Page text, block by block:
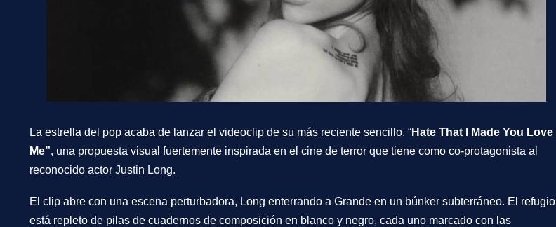
La estrella del pop acaba de lanzar el videoclip de su más reciente sencillo, “Hate That I Made You Love
Me”, una propuesta visual fuertemente inspirada en el cine de terror que tiene como co-protagonista al
reconocido actor Justin Long.
El clip abre con una escena perturbadora, Long enterrando a Grande en un búnker subterráneo. El refugio
está repleto de pilas de cuadernos de composición en blanco y negro, cada uno marcado con las